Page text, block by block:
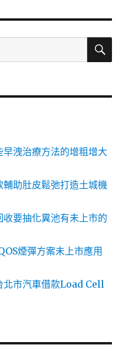
搜
洩治療方法的增粗增大
助肚皮鬆弛打造土城機
要抽化糞池有未上市的
煙彈方案未上市應用
北市汽車借款Load Cell